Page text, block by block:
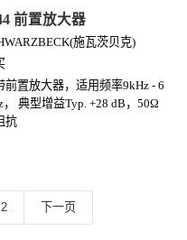
前置放大器
施瓦茨贝克)
前置放大器，适用频率9kHz - 6
， 典型增益Typ. +28 dB，50Ω
抗
2 下一页